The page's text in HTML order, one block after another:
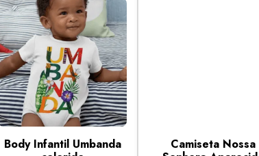
Body Infantil Umbanda
Camiseta Nossa